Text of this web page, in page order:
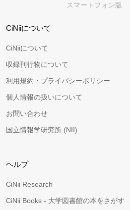
スマートフォン版
CiNiiについて
CiNiiについて
収録刊行物について
利用規約・プライバシーポリシー
個人情報の扱いについて
お問い合わせ
国立情報学研究所 (NII)
ヘルプ
CiNii Research
CiNii Books - 大学図書館の本をさがす